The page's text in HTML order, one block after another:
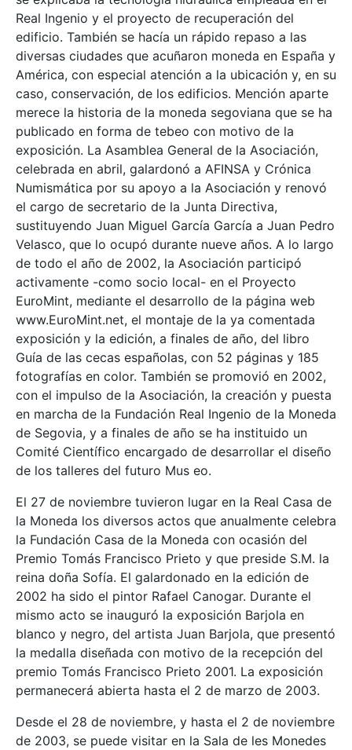
Real Ingenio y el proyecto de recuperación del
edificio. También se hacía un rápido repaso a las
diversas ciudades que acuñaron moneda en España y
América, con especial atención a la ubicación y, en su
caso, conservación, de los edificios. Mención aparte
merece la historia de la moneda segoviana que se ha
publicado en forma de tebeo con motivo de la
exposición. La Asamblea General de la Asociación,
celebrada en abril, galardonó a AFINSA y Crónica
Numismática por su apoyo a la Asociación y renovó
el cargo de secretario de la Junta Directiva,
sustituyendo Juan Miguel García García a Juan Pedro
Velasco, que lo ocupó durante nueve años. A lo largo
de todo el año de 2002, la Asociación participó
activamente -como socio local- en el Proyecto
EuroMint, mediante el desarrollo de la página web
www.EuroMint.net, el montaje de la ya comentada
exposición y la edición, a finales de año, del libro
Guía de las cecas españolas, con 52 páginas y 185
fotografías en color. También se promovió en 2002,
con el impulso de la Asociación, la creación y puesta
en marcha de la Fundación Real Ingenio de la Moneda
de Segovia, y a finales de año se ha instituido un
Comité Científico encargado de desarrollar el diseño
de los talleres del futuro Mus eo.
El 27 de noviembre tuvieron lugar en la Real Casa de
la Moneda los diversos actos que anualmente celebra
la Fundación Casa de la Moneda con ocasión del
Premio Tomás Francisco Prieto y que preside S.M. la
reina doña Sofía. El galardonado en la edición de
2002 ha sido el pintor Rafael Canogar. Durante el
mismo acto se inauguró la exposición Barjola en
blanco y negro, del artista Juan Barjola, que presentó
la medalla diseñada con motivo de la recepción del
premio Tomás Francisco Prieto 2001. La exposición
permanecerá abierta hasta el 2 de marzo de 2003.
Desde el 28 de noviembre, y hasta el 2 de noviembre
de 2003, se puede visitar en la Sala de les Monedes